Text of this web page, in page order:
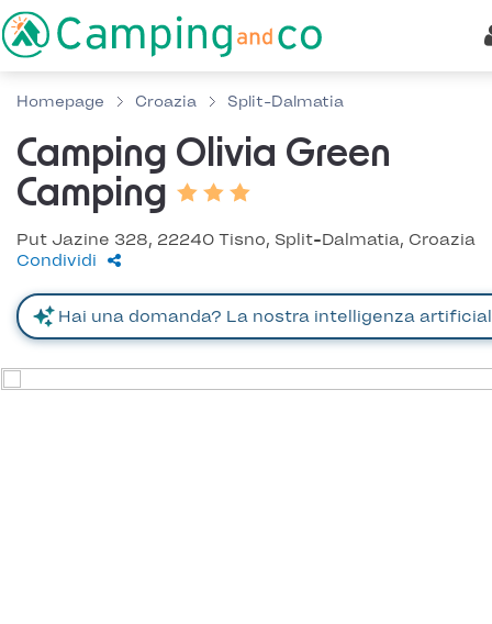
Homepage Croazia Split-Dalmatia
Camping Olivia Green
Camping
Put Jazine 328, 22240 Tisno, Split-Dalmatia, Croazia
Condividi